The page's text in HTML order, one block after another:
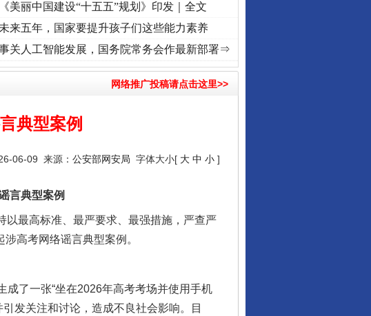
频]牢记初心使命 奋进复兴征程丨“转折之城”激荡..·[视频]
《美丽中国建设“十五五”规划》印发｜全文
未来五年，国家要提升孩子们这些能力素养
关人工智能发展，国务院常务会作最新部署⇒
网络推广投稿请点击这里>>
典型案例
06-09 来源： 公安部网安局 字体大小[ 大 中 小 ]
言典型案例
最高标准、最严要求、最强措施，严查严
高考网络谣言典型案例。
了一张“坐在2026年高考考场并使用手机
发关注和讨论，造成不良社会影响。目